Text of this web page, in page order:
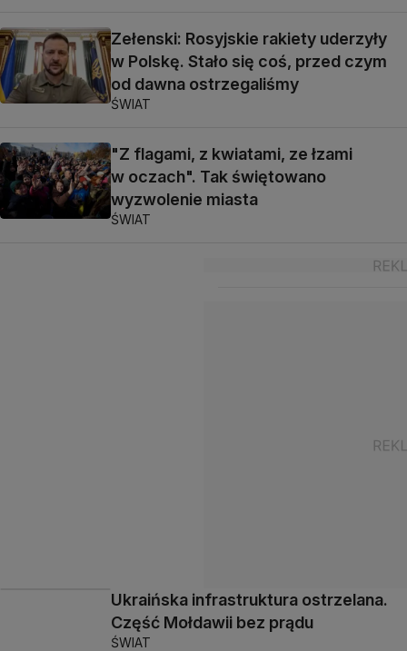
Zełenski: Rosyjskie rakiety uderzyły
w Polskę. Stało się coś, przed czym
od dawna ostrzegaliśmy
ŚWIAT
"Z flagami, z kwiatami, ze łzami
w oczach". Tak świętowano
wyzwolenie miasta
ŚWIAT
Ukraińska infrastruktura ostrzelana.
Część Mołdawii bez prądu
ŚWIAT